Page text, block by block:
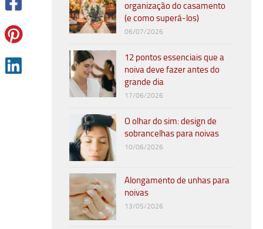
organização do casamento
(e como superá-los)
06/07/2026
12 pontos essenciais que a
noiva deve fazer antes do
grande dia
17/06/2026
O olhar do sim: design de
sobrancelhas para noivas
10/06/2026
Alongamento de unhas para
noivas
13/05/2026